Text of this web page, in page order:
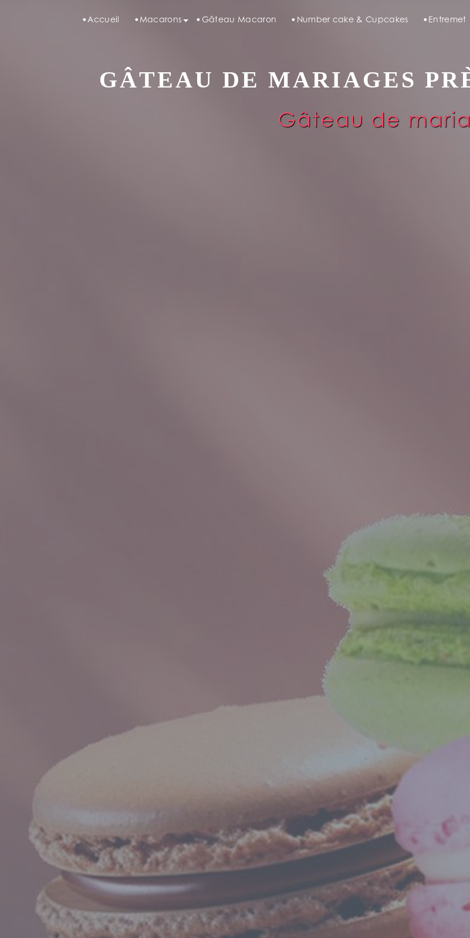
Accueil Macarons Gâteau Macaron Number cake & Cupcakes Entremet
GÂTEAU DE MARIAGES
Gâteau de